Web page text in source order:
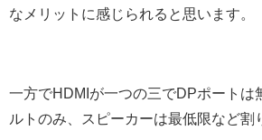
なメリットに感じられると思います。
一方でHDMIが一つの三でDPポートは
ルトのみ、スピーカーは最低限など割